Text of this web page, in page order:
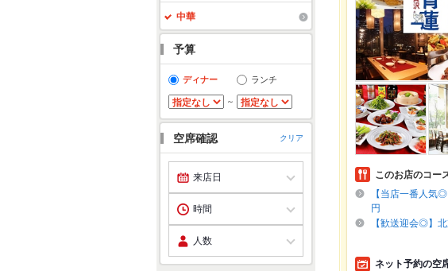
中華
予算
ディナー ランチ
～
空席確認 クリア
このお店のコー
【当店一番人気
円
【歓送迎会◎】
ネット予約の空